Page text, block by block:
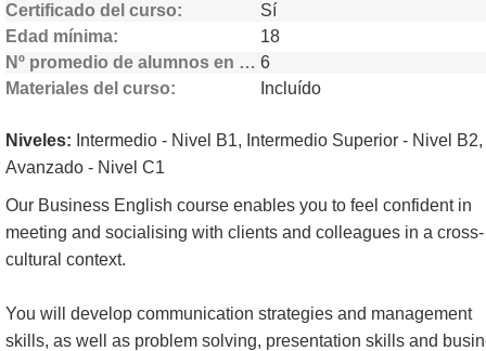
Certificado del curso
Sí
Edad mínima
18
Nº promedio de alumnos en clase 6
Materiales del curso
Incluído
Niveles: Intermedio - Nivel B1, Intermedio Superior - Nivel B2,
Avanzado - Nivel C1
Our Business English course enables you to feel confident in
meeting and socialising with clients and colleagues in a cross-
cultural context.
You will develop communication strategies and management
skills, as well as problem solving, presentation skills and